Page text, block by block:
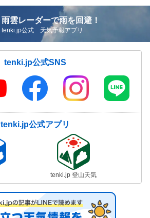
雨雲レーダーで雨を回避！
tenki.jp公式 天気予報アプリ
tenki.jp公式SNS
tenki.jp公式アプリ
tenki.jp 登山天気